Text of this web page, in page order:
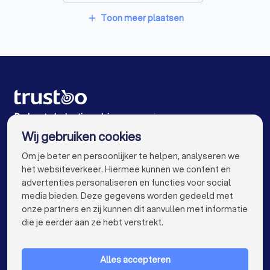
Belastingadviseurs in Didam
Belastingadviseurs in Arnhem
Belastingadviseurs in Amsterdam
Belastingadviseurs in Rotterdam
Belastingadviseurs in Den Haag
Belastingadviseurs in Utrecht
Belastingadviseurs in Tilburg
add Toon meer plaatsen
De beste belastingadviseurs voor jou
VOOR PARTICULIEREN keyboard_arrow_down
Wij gebruiken cookies
Om je beter en persoonlijker te helpen, analyseren we
het websiteverkeer. Hiermee kunnen we content en
advertenties personaliseren en functies voor social
media bieden. Deze gegevens worden gedeeld met
onze partners en zij kunnen dit aanvullen met informatie
die je eerder aan ze hebt verstrekt.
Alles accepteren